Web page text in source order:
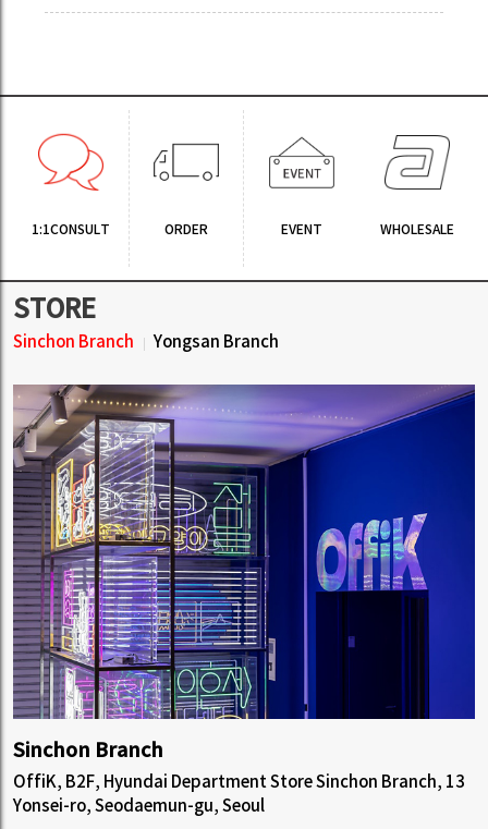
1:1CONSULT ORDER EVENT WHOLESALE
STORE
Sinchon Branch Yongsan Branch
Sinchon Branch
OffiK, B2F, Hyundai Department Store Sinchon Branch, 13
Yonsei-ro, Seodaemun-gu, Seoul